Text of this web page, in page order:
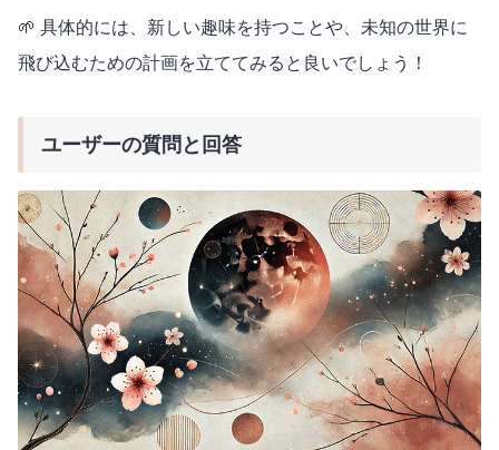
🌱 具体的には、新しい趣味を持つことや、未知の世界に
飛び込むための計画を立ててみると良いでしょう！
ユーザーの質問と回答